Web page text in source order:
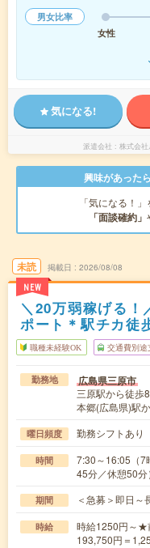
男女比率
女性
気になる!
派遣会社 株式会
興味があった
「気になる！
「面談確約」
未読
NEW
掲載日 2026/08/08
＼20万弱稼げる！
ポート＊駅チカ徒
職種未経験OK 交通費別途
勤務地 広島県三原市
三原駅から徒歩
本郷(広島県)駅
曜日頻度 勤務シフトあり
時間
7:30～16:05（7
45分／休憩50
期間 ＜急募＞即日
時給
時給1250円～★
193,750円＝